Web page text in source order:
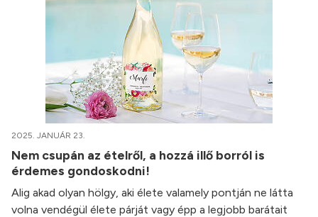
2025. JANUÁR 23.
Nem csupán az ételről, a hozzá illő borról is
érdemes gondoskodni!
Alig akad olyan hölgy, aki élete valamely pontján ne látta
volna vendégül élete párját vagy épp a legjobb barátait